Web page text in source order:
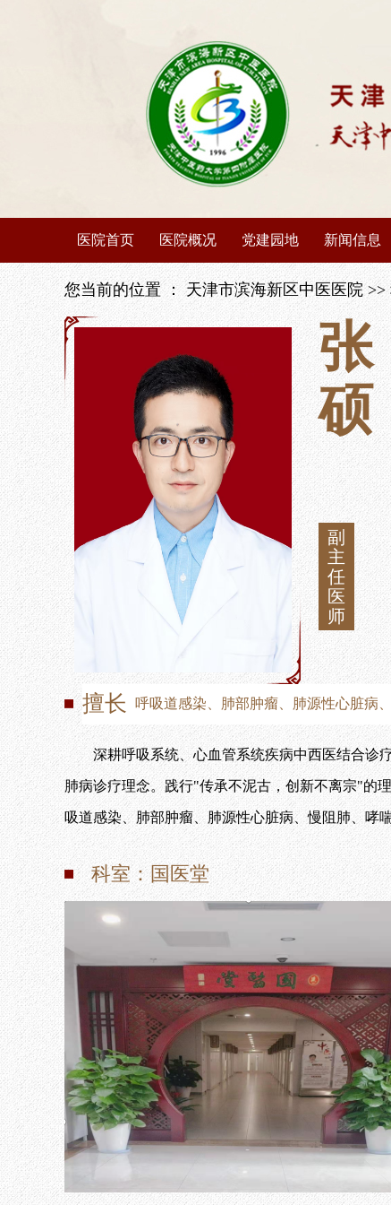
医院首页 医院概况
医院介绍
医院荣誉
领导班子
通知公告
院务公开
部门预决算
党建园地
党建动态
榜样先锋
学习园地
明镜清风
职工之家
青年园地
新闻信息
医院动态
媒体聚焦
媒体矩阵
您当前的位置 ：天津市滨海新区中医医院>>
张
硕
副
主
任
医
师
擅长 呼吸道感染、肺部肿瘤、肺源性心脏病
深耕呼吸系统、心血管系统疾病中西医结合诊疗
肺病诊疗理念。践行"传承不泥古，创新不离宗"的
吸道感染、肺部肿瘤、肺源性心脏病、慢阻肺、哮
科室：国医堂